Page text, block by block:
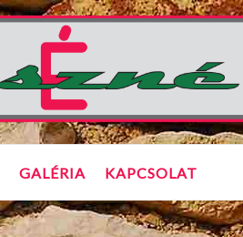
GALÉRIA KAPCSOLAT